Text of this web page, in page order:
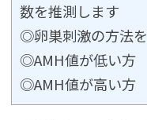
数を推測します
◎卵巣刺激の方法
◎AMH値が低い方
◎AMH値が高い方